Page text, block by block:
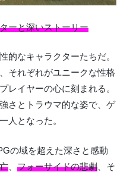
ーと深いストーリー
的なキャラクターたちだ。
それぞれがユニークな性格
レイヤーの心に刻まれる。
さとトラウマ的な姿で、ゲ
人となった。
の域を超えた深さと感動
フォーサイドの悲劇 、そ